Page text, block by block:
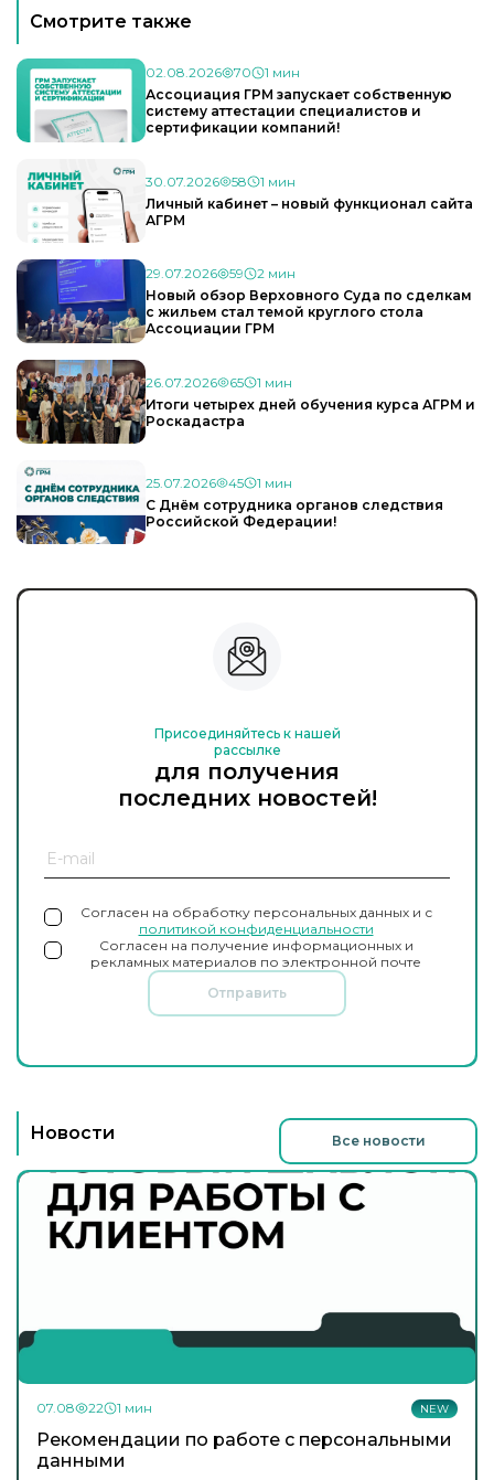
Смотрите также
02.08.2026 70
1 мин
Ассоциация ГРМ запускает собственную
систему аттестации специалистов и
сертификации компаний!
30.07.2026 58
1 мин
Личный кабинет – новый функционал сайта
АГРМ
29.07.2026 59
2 мин
Новый обзор Верховного Суда по сделкам
с жильем стал темой круглого стола
Ассоциации ГРМ
26.07.2026 65
1 мин
Итоги четырех дней обучения курса АГРМ и
Роскадастра
25.07.2026 45
1 мин
С Днём сотрудника органов следствия
Российской Федерации!
Присоединяйтесь к нашей
рассылке
для получения
последних новостей!
Согласен на обработку персональных данных и с
политикой конфиденциальности
Согласен на получение информационных и
рекламных материалов по электронной почте
Отправить
Новости Все новости
NEW
07.08 22 1 мин
Рекомендации по работе с персональными
данными